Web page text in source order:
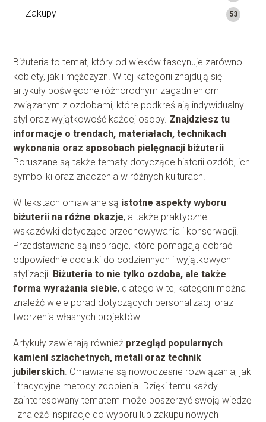
Zakupy 53
Biżuteria to temat, który od wieków fascynuje zarówno
kobiety, jak i mężczyzn. W tej kategorii znajdują się
artykuły poświęcone różnorodnym zagadnieniom
związanym z ozdobami, które podkreślają indywidualny
styl oraz wyjątkowość każdej osoby. Znajdziesz tu
informacje o trendach, materiałach, technikach
wykonania oraz sposobach pielęgnacji biżuterii
Poruszane są także tematy dotyczące historii ozdób, ich
symboliki oraz znaczenia w różnych kulturach.
W tekstach omawiane są istotne aspekty wyboru
biżuterii na różne okazje, a także praktyczne
wskazówki dotyczące przechowywania i konserwacji.
Przedstawiane są inspiracje, które pomagają dobrać
odpowiednie dodatki do codziennych i wyjątkowych
stylizacji. Biżuteria to nie tylko ozdoba, ale także
forma wyrażania siebie, dlatego w tej kategorii można
znaleźć wiele porad dotyczących personalizacji oraz
tworzenia własnych projektów.
Artykuły zawierają również przegląd popularnych
kamieni szlachetnych, metali oraz technik
jubilerskich . Omawiane są nowoczesne rozwiązania, jak
i tradycyjne metody zdobienia. Dzięki temu każdy
zainteresowany tematem może poszerzyć swoją wiedzę
i znaleźć inspiracje do wyboru lub zakupu nowych